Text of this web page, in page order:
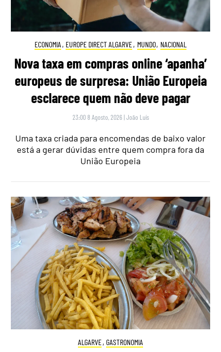
ECONOMIA , EUROPE DIRECT ALGARVE, MUNDO, NACIONAL
Nova taxa em compras online ‘apanha’
europeus de surpresa: União Europeia
esclarece quem não deve pagar
23:00 8 Agosto, 2026 |João Luís
Uma taxa criada para encomendas de baixo valor
está a gerar dúvidas entre quem compra fora da
União Europeia
ALGARVE, GASTRONOMIA